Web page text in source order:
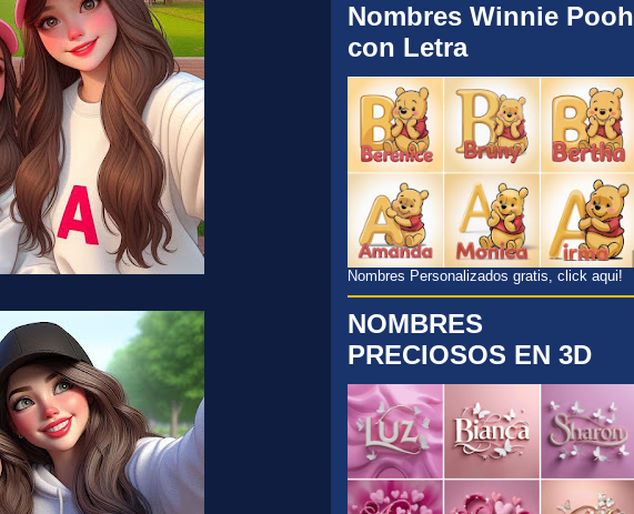
Nombres Winnie Pooh
con Letra
Nombres Personalizados gratis, click aqui!
NOMBRES
PRECIOSOS EN 3D